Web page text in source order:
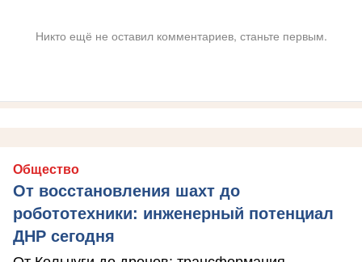
Никто ещё не оставил комментариев, станьте первым.
Общество
От восстановления шахт до
робототехники: инженерный потенциал
ДНР сегодня